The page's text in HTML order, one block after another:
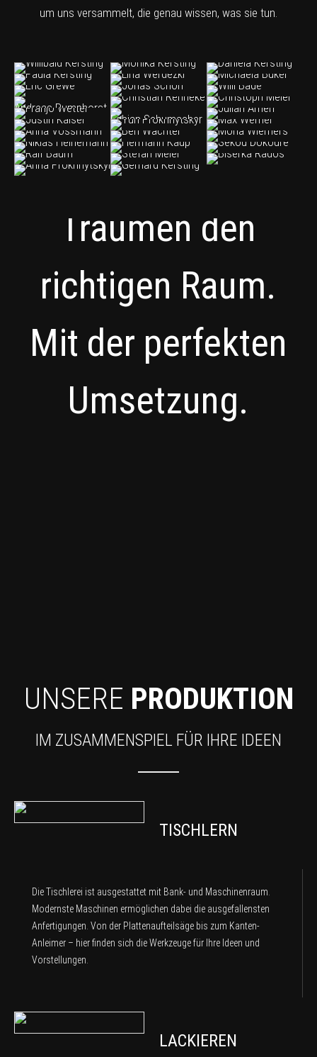
um uns versammelt, die genau wissen, was sie tun.
Wir geben Ihren
Träumen den
richtigen Raum.
Mit der perfekten
Umsetzung.
UNSERE PRODUKTION
IM ZUSAMMENSPIEL FÜR IHRE IDEEN
TISCHLERN
Die Tischlerei ist ausgestattet mit Bank- und Maschinenraum.
Modernste Maschinen ermöglichen dabei die ausgefallensten
Anfertigungen. Von der Plattenaufteilsäge bis zum Kanten-
Anleimer – hier finden sich die Werkzeuge für Ihre Ideen und
Vorstellungen.
LACKIEREN